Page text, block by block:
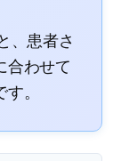
、患者さ
合わせて
。